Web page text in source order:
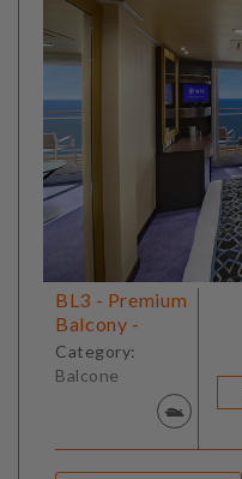
BL3 - Premium
Balcony -
Category:
Balcone